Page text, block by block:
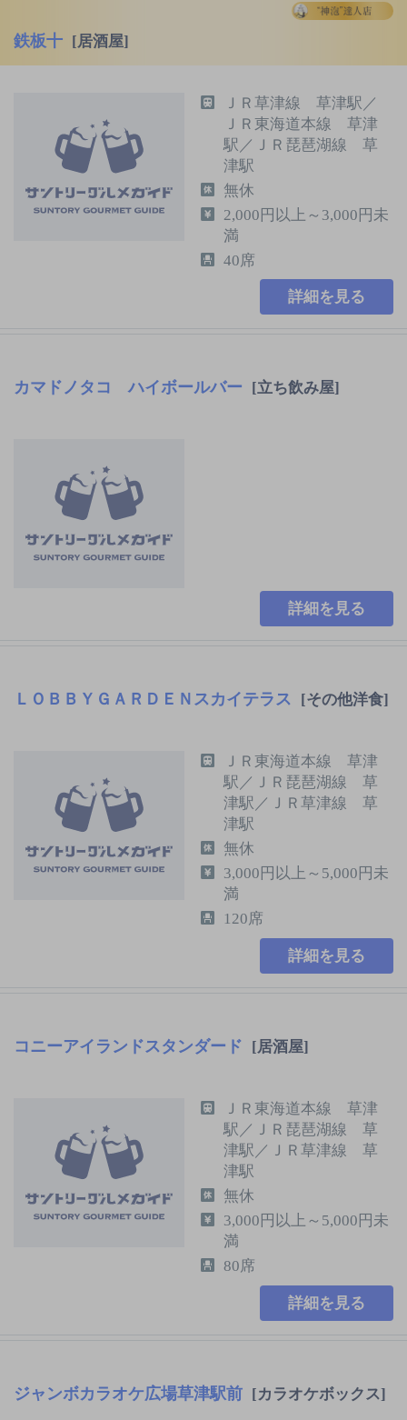
鉄板十 [居酒屋]
ＪＲ草津線 草津駅／
ＪＲ東海道本線 草津
駅／ＪＲ琵琶湖線 草
津駅
無休
2,000円以上～3,000円未
満
40席
詳細を見る
カマドノタコ ハイボールバー [立ち飲み屋]
詳細を見る
ＬＯＢＢＹＧＡＲＤＥＮスカイテラス [その他洋食]
ＪＲ東海道本線 草津
駅／ＪＲ琵琶湖線 草
津駅／ＪＲ草津線 草
津駅
無休
3,000円以上～5,000円未
満
120席
詳細を見る
コニーアイランドスタンダード [居酒屋]
ＪＲ東海道本線 草津
駅／ＪＲ琵琶湖線 草
津駅／ＪＲ草津線 草
津駅
無休
3,000円以上～5,000円未
満
80席
詳細を見る
ジャンボカラオケ広場草津駅前 [カラオケボックス]